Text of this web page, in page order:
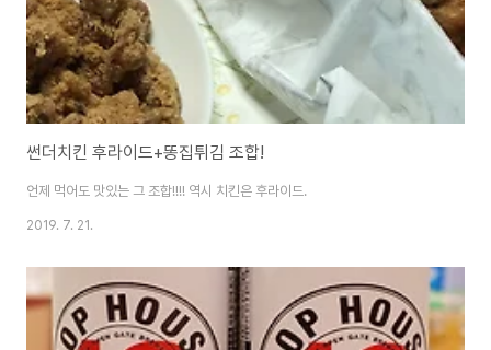
썬더치킨 후라이드+똥집튀김 조합!
언제 먹어도 맛있는 그 조합!!!! 역시 치킨은 후라이드.
2019. 7. 21.